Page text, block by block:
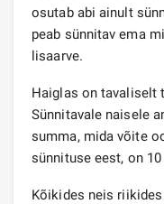
osutab abi ainult
peab sünnitav ema
lisaarve.
Haiglas on tavaliselt
Sünnitavale naisele
summa, mida võite
sünnituse eest, on
Kõikides neis